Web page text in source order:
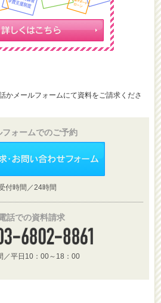
かメールフォームにて資料をご請求くださ
フォームでのご予約
付時間／24時間
話での資料請求
／平日10：00～18：00